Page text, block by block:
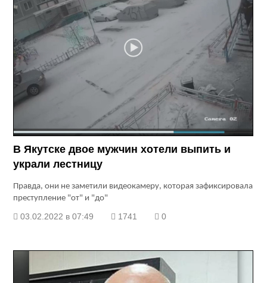
В Якутске двое мужчин хотели выпить и
украли лестницу
Правда, они не заметили видеокамеру, которая зафиксировала
преступление "от" и "до"
03.02.2022 в 07:49 1741 0